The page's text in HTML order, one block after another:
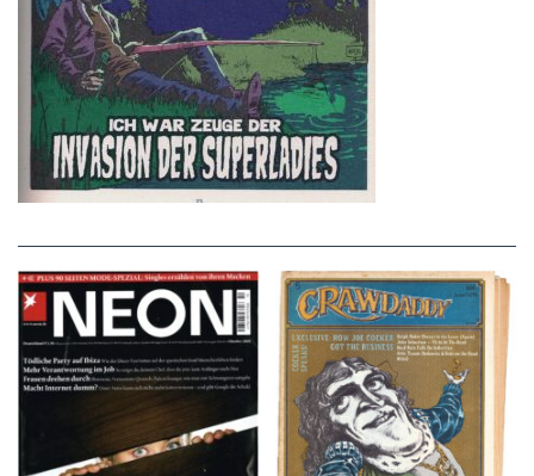
NEON – OKTOBER
2008
Crawdaddy – June/11/72